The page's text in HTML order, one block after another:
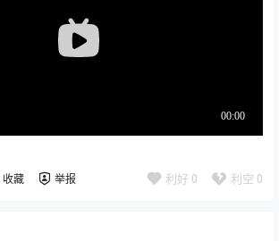
收藏 举报 利好 0 利空 0